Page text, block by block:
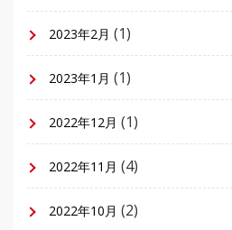
2023年2月 (1)
2023年1月 (1)
2022年12月 (1)
2022年11月 (4)
2022年10月 (2)